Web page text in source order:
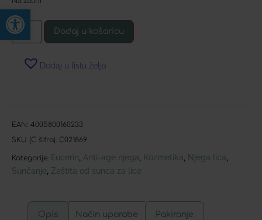
Open toolbar
Dodaj u košaricu
Dodaj u listu želja
EAN: 4005800160233
SKU (C šifra): C021869
Kategorije: Eucerin, Anti-age njega, Kozmetika, Njega lica,
Sunčanje, Zaštita od sunca za lice
Opis Način uporabe Pakiranje